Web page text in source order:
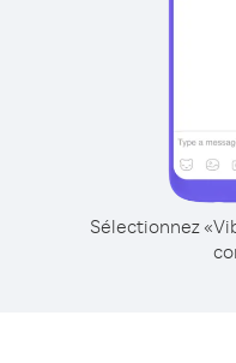
Sélectionnez